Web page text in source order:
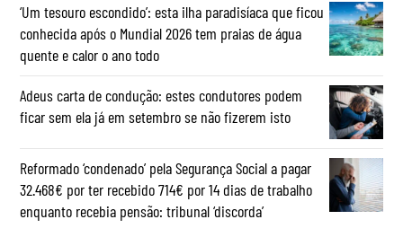
‘Um tesouro escondido’: esta ilha paradisíaca que ficou
conhecida após o Mundial 2026 tem praias de água
quente e calor o ano todo
Adeus carta de condução: estes condutores podem
ficar sem ela já em setembro se não fizerem isto
Reformado ‘condenado’ pela Segurança Social a pagar
32.468€ por ter recebido 714€ por 14 dias de trabalho
enquanto recebia pensão: tribunal ‘discorda’